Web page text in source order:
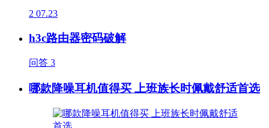
2 07.23
h3c路由器密码破解
问答 3
哪款降噪耳机值得买 上班族长时佩戴舒适首选